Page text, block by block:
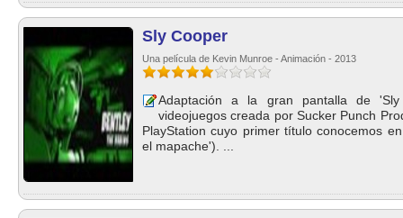
Sly Cooper
Una película de Kevin Munroe - Animación - 2013
Adaptación a la gran pantalla de
videojuegos creada por Sucker Punch
PlayStation cuyo primer título conocemos
el mapache'). ...